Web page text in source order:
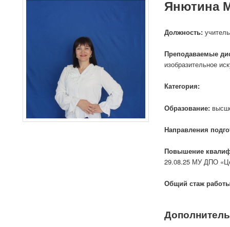
Янютина
Должность: учитель
Преподаваемые
изобразительное
Категория:
Образование:
Направления
Повышение
29.08.25 МУ ДПО
Общий стаж